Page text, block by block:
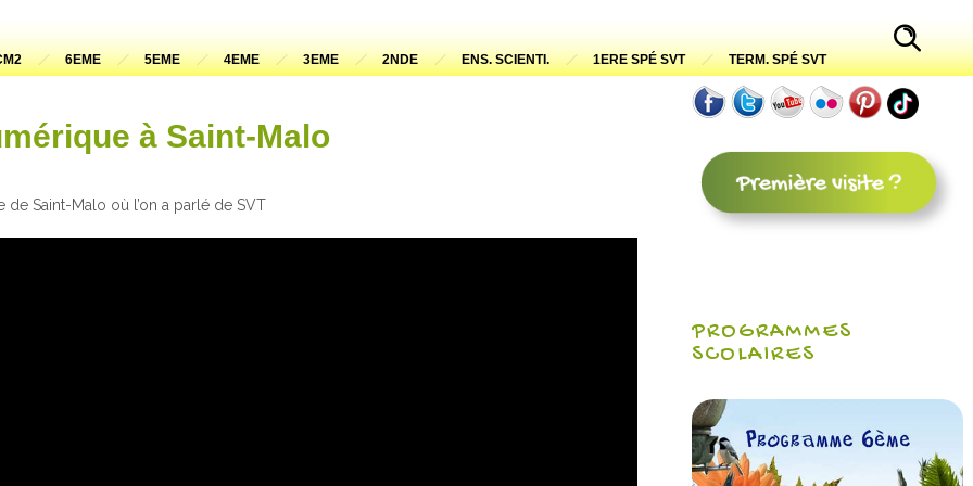
6EME 5EME 4EME 3EME 2NDE ENS. SCIENTI. 1ERE SPÉ SVT
TERM. SPÉ SVT
à Saint-Malo
Saint-Malo où l’on a parlé de SVT
PROGRAMMES
SCOLAIRES